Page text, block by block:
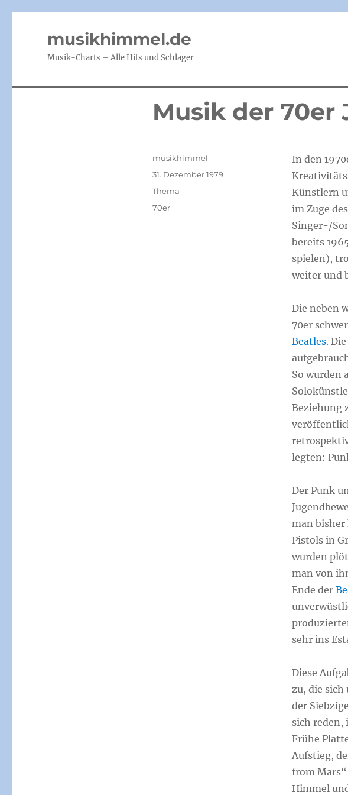
musikhimmel.de
Musik-Charts – Alle Hits und Schlager
Musik der 70er
In den
Künstlern
im Zuge
Singer-/
bereits
spielen),
weiter und
Die neben
70er
Beatles.
So wurden
Beziehung
legten:
Der Punk
man bisher
Pistols in
wurden
man von
Ende der
sehr ins
Diese
zu, die
der
sich reden,
Frühe
Aufstieg,
from
Himmel
Autor
musikhimmel
Veröffentlicht
am
31. Dezember 1979
Kategorien
Thema
Schlagwörter
70er